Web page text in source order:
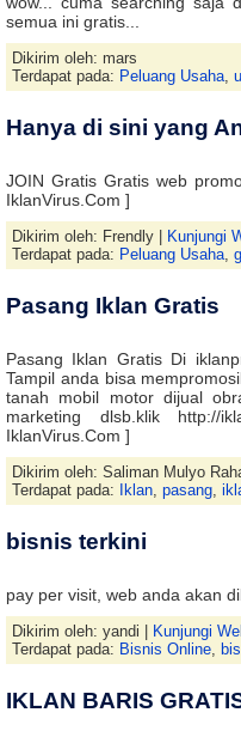
semua ini gratis...
Dikirim oleh: mars
Terdapat pada: Peluang Usaha,
Hanya di sini yang
JOIN Gratis Gratis web
IklanVirus.Com ]
Dikirim oleh: Frendly |
Kunjungi
Terdapat pada: Peluang Usaha,
Pasang Iklan Gratis
Pasang Iklan Gratis Di
Tampil anda bisa
tanah mobil motor dijual
marketing dlsb.klik http://
IklanVirus.Com ]
Dikirim oleh: Saliman Mulyo
Terdapat pada:
Iklan, pasang,
bisnis terkini
pay per visit, web anda akan
Dikirim oleh: yandi |
Kunjungi
Terdapat pada: Bisnis Online,
IKLAN BARIS